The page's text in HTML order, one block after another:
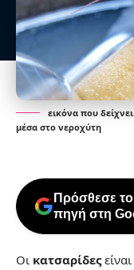
εικόνα που
μέσα στο νεροχύτη
Πρόσθεσε
πηγή στη
Οι κατσαρίδες